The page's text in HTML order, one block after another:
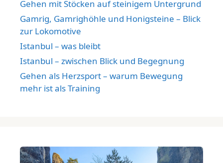
Gehen mit Stöcken auf steinigem Untergrund
Gamrig, Gamrighöhle und Honigsteine – Blick
zur Lokomotive
Istanbul – was bleibt
Istanbul – zwischen Blick und Begegnung
Gehen als Herzsport – warum Bewegung
mehr ist als Training